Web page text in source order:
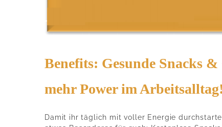
Benefits: Gesunde Snacks
mehr Power im Arbeitsalltag!
Damit ihr täglich mit voller Energie